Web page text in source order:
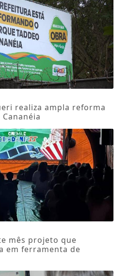
realiza ampla reforma
mês projeto que
em ferramenta de